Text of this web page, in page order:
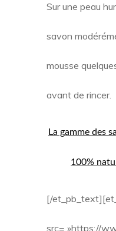
Sur une peau
savon
mousse
avant de rincer.
La gamme des
100%
[/
src= »https://